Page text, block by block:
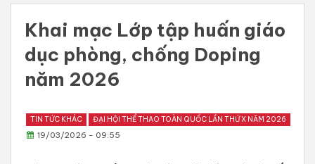
Khai mạc Lớp tập huấn giáo
dục phòng, chống Doping
năm 2026
TIN TỨC KHÁC ĐẠI HỘI THỂ THAO TOÀN QUỐC LẦN THỨ X NĂM 2026
19/03/2026 - 09:55